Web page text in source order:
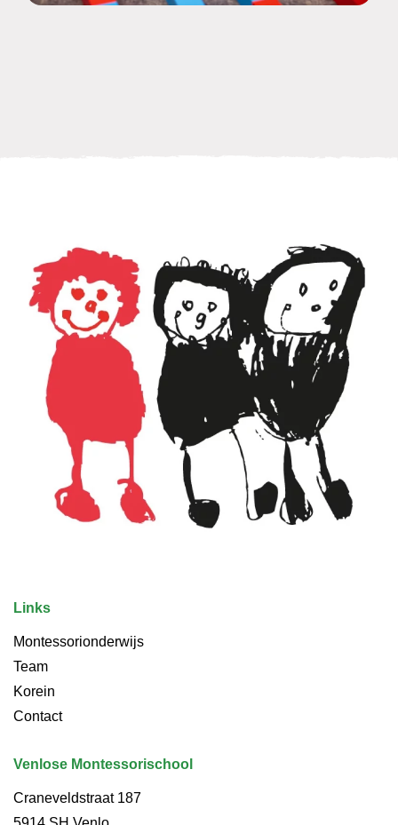
Links
Montessorionderwijs
Team
Korein
Contact
Venlose Montessorischool
Craneveldstraat 187